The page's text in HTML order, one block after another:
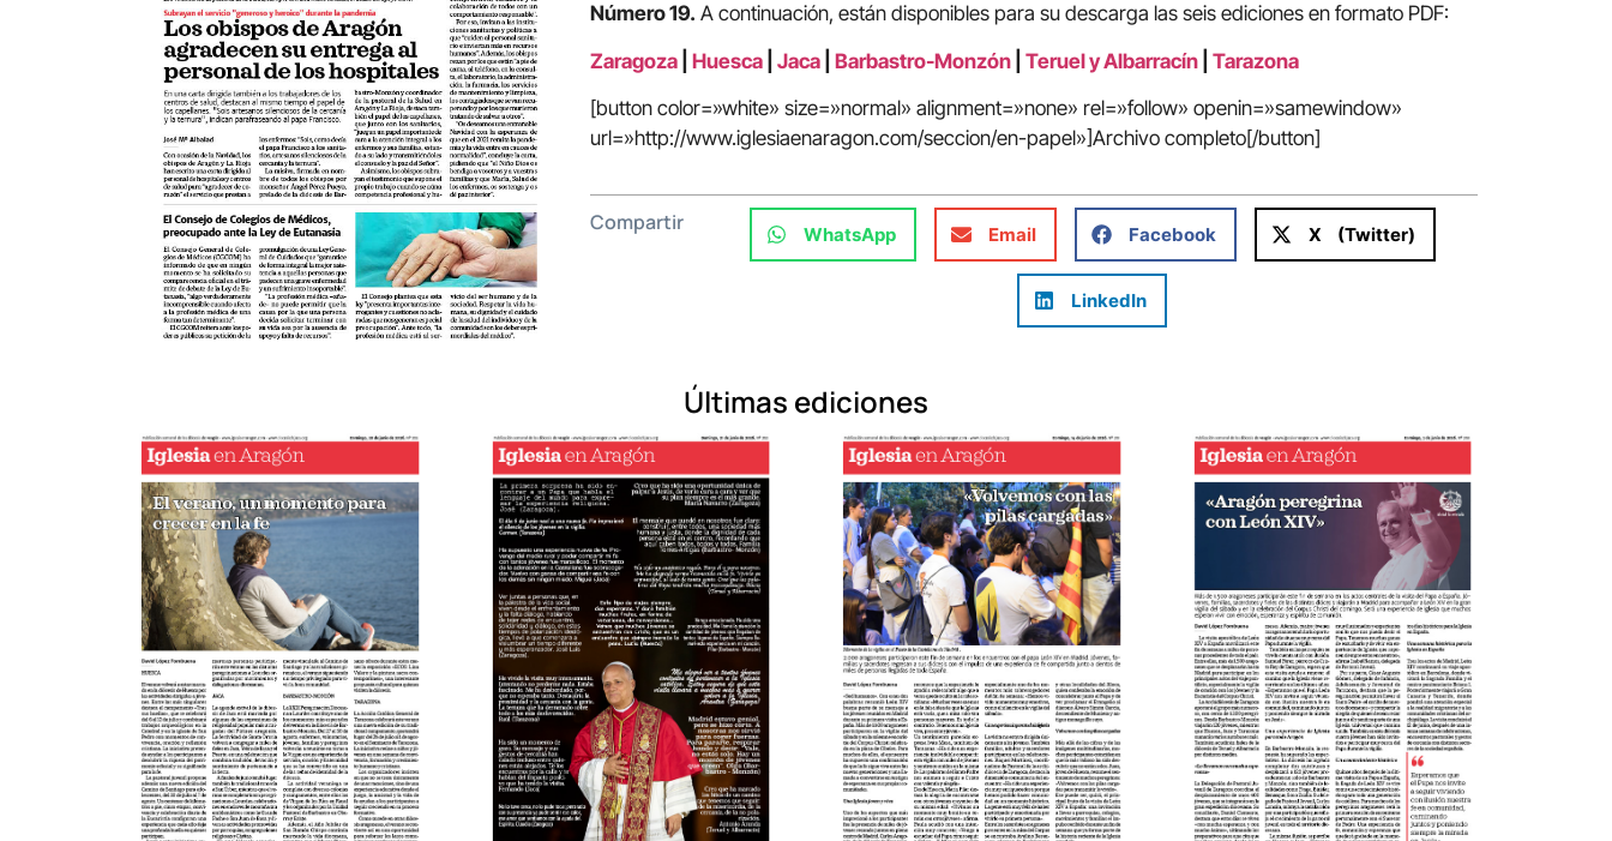
Número 19. A continuación, están disponibles para su descarga las seis ediciones en formato PDF:
Zaragoza| Huesca| Jaca| Barbastro-Monzón Teruel y Albarracín| Tarazona
[button color=»white» size=»normal» alignment=»none» rel=»follow» openin=»samewindow»
url=»http://www.iglesiaenaragon.com/seccion/en-papel»]Archivo completo[/button]
Compartir WhatsApp Email Facebook X (Twitter)
LinkedIn
Últimas ediciones